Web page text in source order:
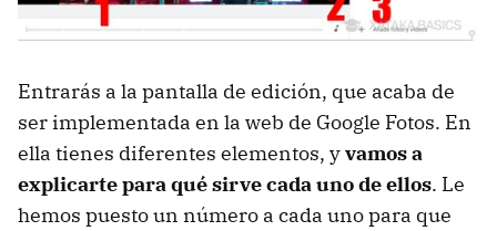
Entrarás a la pantalla de edición, que acaba de
ser implementada en la web de Google Fotos. En
ella tienes diferentes elementos, yvamos a
explicarte para qué sirve cada uno de ellos. Le
hemos puesto un número a cada uno para que